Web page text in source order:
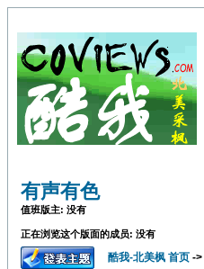
有声有色
值班版主: 没有
正在浏览这个版面的成员: 没有
酷我-北美枫 首页 ->